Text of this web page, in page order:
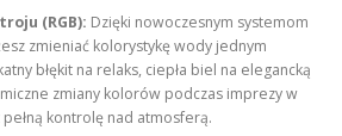
(RGB): Dzięki nowoczesnym systemom
zmieniać kolorystykę wody jednym
błękit na relaks, ciepła biel na elegancką
zmiany kolorów podczas imprezy w
kontrolę nad atmosferą.